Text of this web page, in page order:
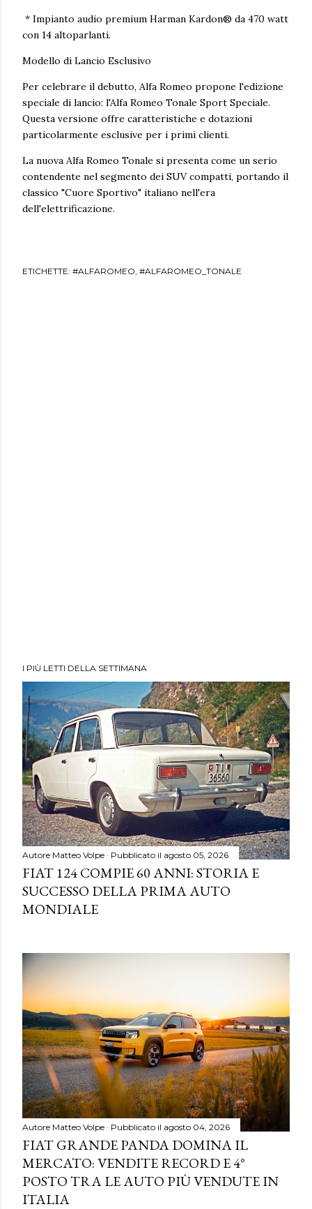
* Impianto audio premium Harman Kardon® da 470 watt
con 14 altoparlanti.
Modello di Lancio Esclusivo
Per celebrare il debutto, Alfa Romeo propone l'edizione
speciale di lancio: l'Alfa Romeo Tonale Sport Speciale.
Questa versione offre caratteristiche e dotazioni
particolarmente esclusive per i primi clienti.
La nuova Alfa Romeo Tonale si presenta come un serio
contendente nel segmento dei SUV compatti, portando il
classico "Cuore Sportivo" italiano nell'era
dell'elettrificazione.
ETICHETTE: #ALFAROMEO #ALFAROMEO_TONALE
I PIÙ LETTI DELLA SETTIMANA
Autore Matteo Volpe Pubblicato il agosto 05, 2026
FIAT 124 COMPIE 60 ANNI: STORIA E
SUCCESSO DELLA PRIMA AUTO
MONDIALE
Autore Matteo Volpe Pubblicato il agosto 04, 2026
FIAT GRANDE PANDA DOMINA IL
MERCATO: VENDITE RECORD E 4°
POSTO TRA LE AUTO PIÙ VENDUTE IN
ITALIA